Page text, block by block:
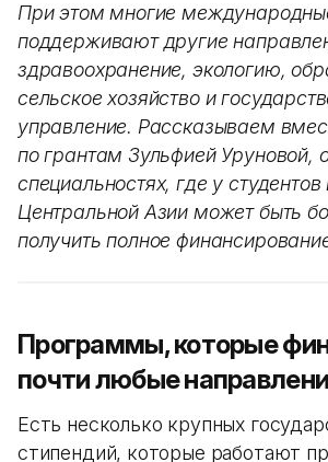
При этом многие
поддерживают другие
здравоохранение, экологию,
сельское хозяйство и
управление. Рассказываем
по грантам Зульфией Уруновой,
специальностях, где у студентов
Центральной Азии может быть
получить полное
Программы, которые
почти любые
Есть несколько крупных
стипендий, которые работают